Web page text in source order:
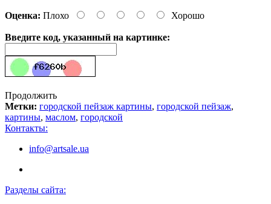
Оценка: Плохо Хорошо
Введите код, указанный на картинке:
Продолжить
Метки: городской пейзаж картины, городской пейзаж,
картины, маслом, городской
Контакты:
info@artsale.ua
Разделы сайта: